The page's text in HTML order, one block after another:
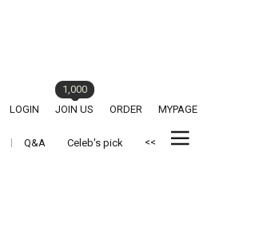
LOGIN JOIN US
1,000
ORDER
MYPAGE
Q&A Celeb's pick <<